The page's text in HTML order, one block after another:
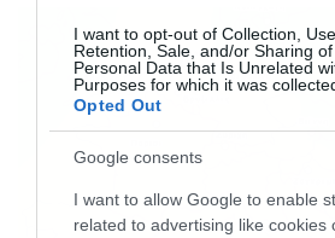
I want to opt-out of Collection, Use,
Retention, Sale, and/or Sharing
Personal Data that Is Unrelated
Purposes for which it was
Opted Out
Google consents
I want to allow Google to enable
related to advertising like cookies